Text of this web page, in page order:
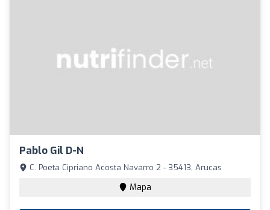
Pablo Gil D-N
C. Poeta Cipriano Acosta Navarro 2 - 35413, Arucas
Mapa